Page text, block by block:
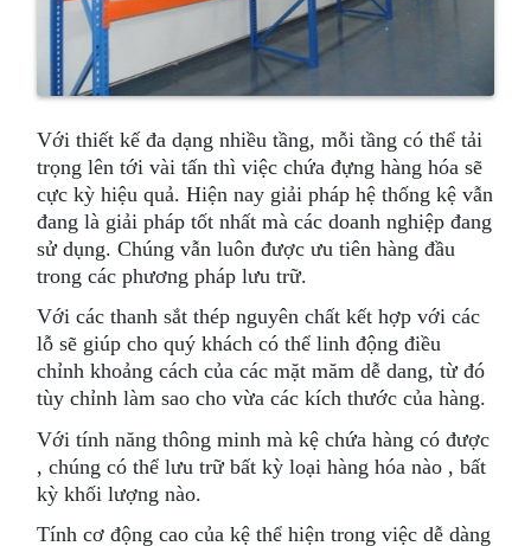
Với thiết kế đa dạng nhiều tầng, mỗi tầng có thể tải
trọng lên tới vài tấn thì việc chứa đựng hàng hóa sẽ
cực kỳ hiệu quả. Hiện nay giải pháp hệ thống kệ vẫn
đang là giải pháp tốt nhất mà các doanh nghiệp đang
sử dụng. Chúng vẫn luôn được ưu tiên hàng đầu
trong các phương pháp lưu trữ.
Với các thanh sắt thép nguyên chất kết hợp với các
lỗ sẽ giúp cho quý khách có thể linh động điều
chỉnh khoảng cách của các mặt măm dễ dang, từ đó
tùy chỉnh làm sao cho vừa các kích thước của hàng.
Với tính năng thông minh mà kệ chứa hàng có được
, chúng có thể lưu trữ bất kỳ loại hàng hóa nào , bất
kỳ khối lượng nào.
Tính cơ động cao của kệ thể hiện trong việc dễ dàng